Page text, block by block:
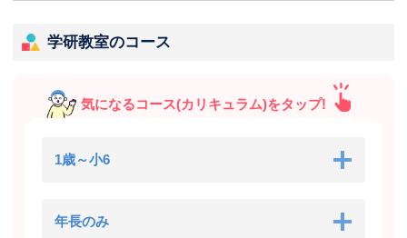
学研教室のコース
気になるコース(カリキュラム)をタップ!
1歳～小6
年長のみ